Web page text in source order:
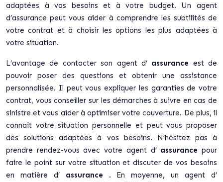
adaptées à vos besoins et à votre budget. Un agent
d’assurance peut vous aider à comprendre les subtilités de
votre contrat et à choisir les options les plus adaptées à
votre situation.
L’avantage de contacter son agent d’ assurance est de
pouvoir poser des questions et obtenir une assistance
personnalisée. Il peut vous expliquer les garanties de votre
contrat, vous conseiller sur les démarches à suivre en cas de
sinistre et vous aider à optimiser votre couverture. De plus, il
connaît votre situation personnelle et peut vous proposer
des solutions adaptées à vos besoins. N’hésitez pas à
prendre rendez-vous avec votre agent d’ assurancepour
faire le point sur votre situation et discuter de vos besoins
en matière d’ assurance . En moyenne, un agent d’